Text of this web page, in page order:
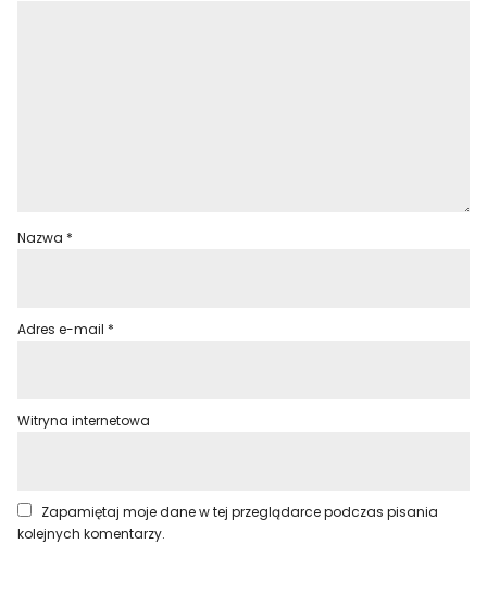
Nazwa *
Adres e-mail *
Witryna internetowa
Zapamiętaj moje dane w tej przeglądarce podczas pisania
kolejnych komentarzy.